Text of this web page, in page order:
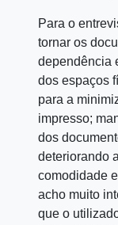
Para o
tornar os
dependência
dos espaços
para a
impresso;
dos
deteriorando
comodidade
acho muito
que o